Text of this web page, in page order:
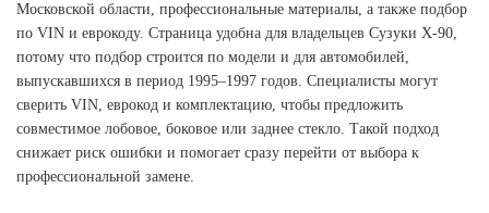
Московской области, профессиональные материалы, а также подбор
по VIN и еврокоду. Страница удобна для владельцев Сузуки X-90,
потому что подбор строится по модели и для автомобилей,
выпускавшихся в период 1995–1997 годов. Специалисты могут
сверить VIN, еврокод и комплектацию, чтобы предложить
совместимое лобовое, боковое или заднее стекло. Такой подход
снижает риск ошибки и помогает сразу перейти от выбора к
профессиональной замене.